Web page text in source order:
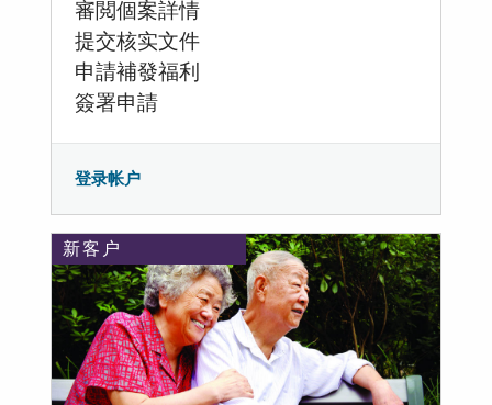
審閲個案詳情
提交核实文件
申請補發福利
簽署申請
登录帐户
新客户